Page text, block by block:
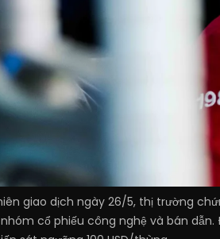
giao dịch ngày 26/5, thị trường
cổ phiếu công nghệ và bán